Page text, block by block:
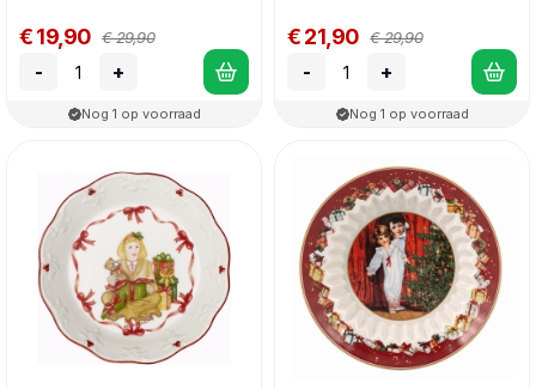
€ 19,90 € 29,90
- +
Nog 1 op voorraad
€ 21,90 € 29,90
- +
Nog 1 op voorraad